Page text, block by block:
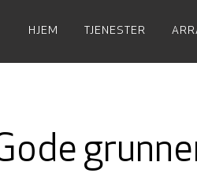
HJEM TJENESTER